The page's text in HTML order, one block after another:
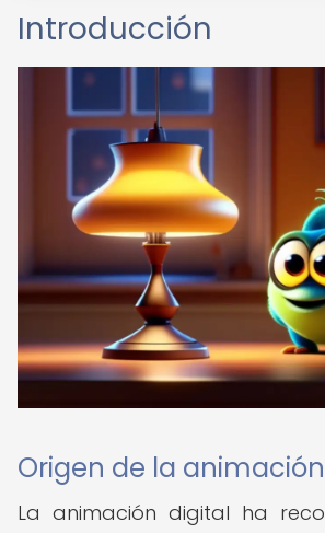
Introducción
Origen de la
La animación digital ha